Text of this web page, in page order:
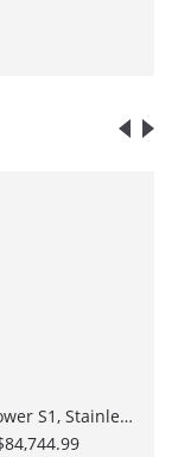
Waterrower S1, Stainless steel, Máquina de Remo de Acero Inoxidable